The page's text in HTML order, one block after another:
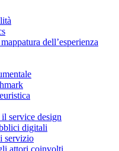
dell’esperienza
service design
digitali
servizio
attori coinvolti